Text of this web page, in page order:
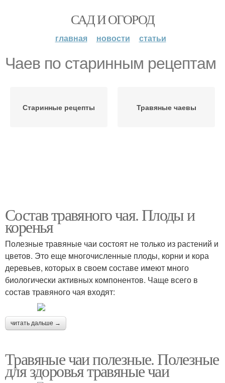
САД И ОГОРОД
главная новости статьи
Чаев по старинным рецептам
Старинные рецепты Травяные чаевы
Состав травяного чая. Плоды и
коренья
Полезные травяные чаи состоят не только из растений и
цветов. Это еще многочисленные плоды, корни и кора
деревьев, которых в своем составе имеют много
биологически активных компонентов. Чаще всего в
состав травяного чая входят:
читать дальше →
Травяные чаи полезные. Полезные
для здоровья травяные чаи